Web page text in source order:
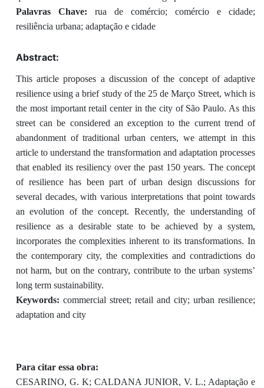
Palavras Chave: rua de comércio; comércio e cidade;
resiliência urbana; adaptação e cidade
Abstract:
This article proposes a discussion of the concept of adaptive
resilience using a brief study of the 25 de Março Street, which is
the most important retail center in the city of São Paulo. As this
street can be considered an exception to the current trend of
abandonment of traditional urban centers, we attempt in this
article to understand the transformation and adaptation processes
that enabled its resiliency over the past 150 years. The concept
of resilience has been part of urban design discussions for
several decades, with various interpretations that point towards
an evolution of the concept. Recently, the understanding of
resilience as a desirable state to be achieved by a system,
incorporates the complexities inherent to its transformations. In
the contemporary city, the complexities and contradictions do
not harm, but on the contrary, contribute to the urban systems’
long term sustainability.
Keywords: commercial street; retail and city; urban resilience;
adaptation and city
Para citar essa obra:
CESARINO, G. K; CALDANA JUNIOR, V. L.; Adaptação e